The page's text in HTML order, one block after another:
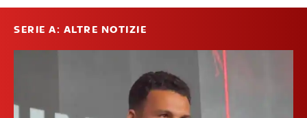
SERIE A: ALTRE NOTIZIE